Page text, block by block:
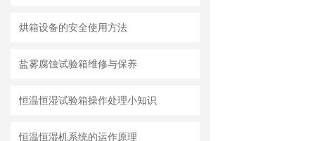
烘箱设备的安全使用方法
盐雾腐蚀试验箱维修与保养
恒温恒湿试验箱操作处理小知识
恒温恒湿机系统的运作原理